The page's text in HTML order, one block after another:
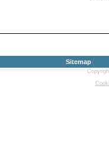
Sitemap